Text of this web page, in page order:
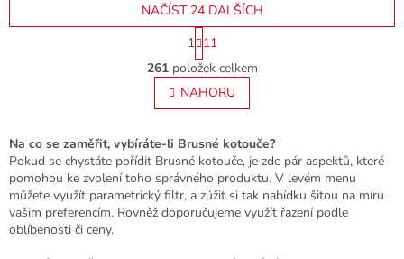
O
v
l
á
a
c
í
p
r
NAČÍST 24 DALŠÍCH
S
t
r
á
n
k
v
á
n
í
1 11
261položek celkem
NAHORU
Na co se zaměřit, vybíráte-li Brusné kotouče?
Pokud se chystáte pořídit Brusné kotouče, je zde pár aspektů, které
pomohou ke zvolení toho správného produktu. V levém menu
můžete využít parametrický filtr, a zúžit si tak nabídku šitou na míru
vašim preferencím. Rovněž doporučujeme využít řazení podle
oblíbenosti či ceny.